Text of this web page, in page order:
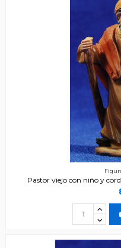
Pastor viejo con niño y